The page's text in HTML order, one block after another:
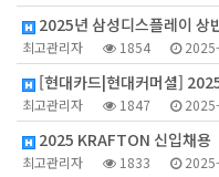
2025년 삼성디스플레이
최고관리자 1854
[현대카드|현대커머셜]
최고관리자 1847
2025 KRAFTON 신입채용
최고관리자 1833